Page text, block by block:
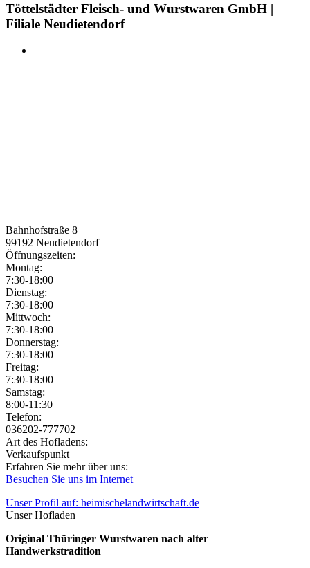
Töttelstädter Fleisch- und Wurstwaren GmbH |
Filiale Neudietendorf
Bahnhofstraße 8
99192 Neudietendorf
Öffnungszeiten:
Montag:
7:30-18:00
Dienstag:
7:30-18:00
Mittwoch:
7:30-18:00
Donnerstag:
7:30-18:00
Freitag:
7:30-18:00
Samstag:
8:00-11:30
Jetzt geöffnet!
Jetzt geschlossen!
Telefon:
036202-777702
Art des Hofladens:
Verkaufspunkt
Erfahren Sie mehr über uns:
Besuchen Sie uns im Internet
Unser Profil auf: heimischelandwirtschaft.de
Unser Hofladen
Original Thüringer Wurstwaren nach alter
Handwerkstradition